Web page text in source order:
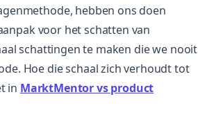
hebben ons doen
voor het schatten van
schattingen te maken die we nooit
Hoe die schaal zich verhoudt tot
in MarktMentor vs product